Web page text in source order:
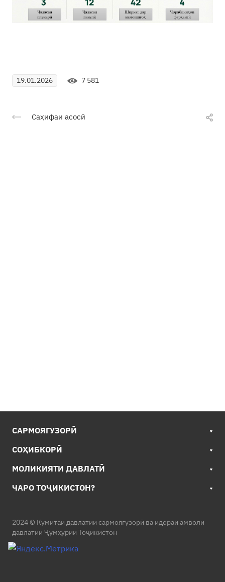
19.01.2026 7 581
Саҳифаи асосӣ
САРМОЯГУЗОРӢ
СОҲИБКОРӢ
МОЛИКИЯТИ ДАВЛАТӢ
ЧАРО ТОҶИКИСТОН?
2024 © Кумитаи давлатии сармоягузорӣ ва идораи амволи
давлатии Ҷумҳурии Тоҷикистон